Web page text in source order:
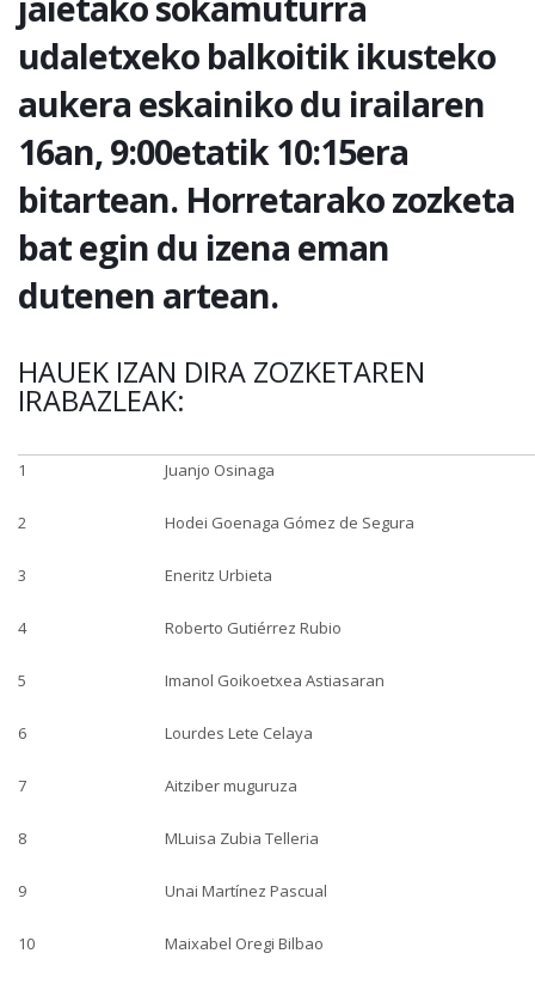
udaletxeko balkoitik ikusteko
aukera eskainiko du irailaren
16an, 9:00etatik 10:15era
bitartean. Horretarako zozketa
bat egin du izena eman
dutenen artean.
HAUEK IZAN DIRA ZOZKETAREN
IRABAZLEAK:
1 Juanjo Osinaga
2 Hodei Goenaga Gómez de Segura
3 Eneritz Urbieta
4 Roberto Gutiérrez Rubio
5 Imanol Goikoetxea Astiasaran
6 Lourdes Lete Celaya
7 Aitziber muguruza
8 MLuisa Zubia Telleria
9 Unai Martínez Pascual
10 Maixabel Oregi Bilbao